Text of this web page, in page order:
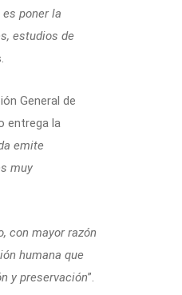
poner la
estudios de
General de
entrega la
emite
muy
con mayor razón
humana que
y preservación”.